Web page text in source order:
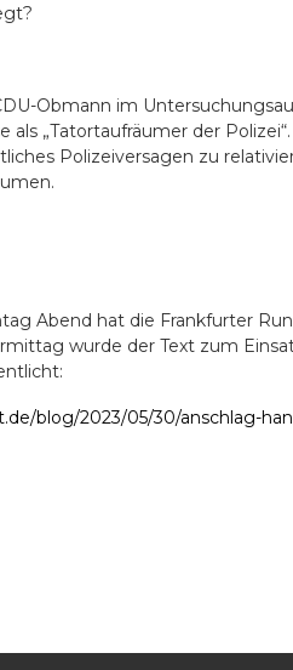
Obmann im
als „Tatortaufräumer der Polizei“
Polizeiversagen zu
Abend hat die Frankfurter
wurde der Text zum
blog/2023/05/30/anschlag-